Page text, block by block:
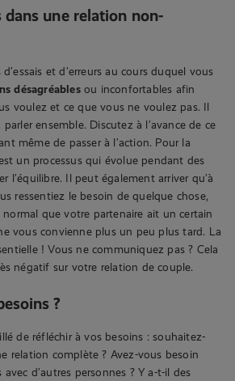
dans une relation non-
d’essais et d’erreurs au cours duquel vous
désagréablesou inconfortables afin
voulez et ce que vous ne voulez pas. Il
ensemble. Discutez à l’avance de ce
même de passer à l’action. Pour la
un processus qui évolue pendant des
l’équilibre. Il peut également arriver qu’à
ressentiez le besoin de quelque chose,
que votre partenaire ait un certain
vous convienne plus un peu plus tard. La
! Vous ne communiquez pas ? Cela
négatif sur votre relation de couple.
?
de réfléchir à vos besoins : souhaitez-
relation complète ? Avez-vous besoin
avec d’autres personnes ? Y a-t-il des